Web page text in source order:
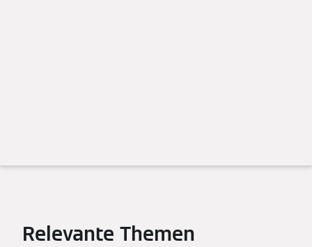
Relevante Themen